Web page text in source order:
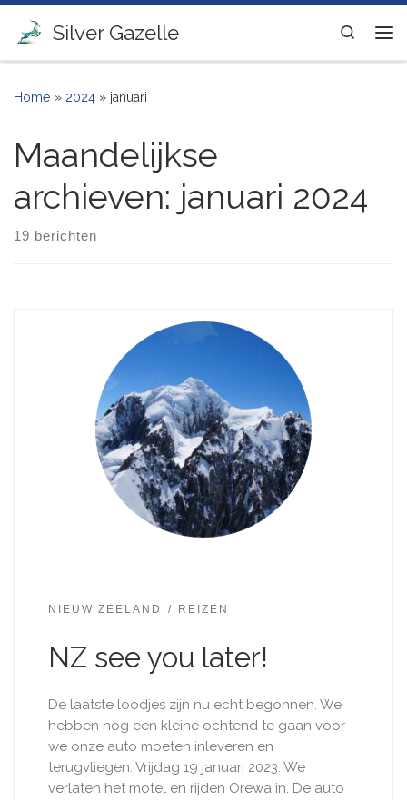
Ga naar inhoud
Silver Gazelle
Search
Home » 2024 » januari
Maandelijkse
archieven: januari 2024
19 berichten
NIEUW ZEELAND REIZEN
NZ see you later!
De laatste loodjes zijn nu echt begonnen. We
hebben nog een kleine ochtend te gaan voor
we onze auto moeten inleveren en
terugvliegen. Vrijdag 19 januari 2023. We
verlaten het motel en rijden Orewa in. De auto